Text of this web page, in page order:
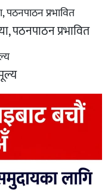
पठनपाठन प्रभावित